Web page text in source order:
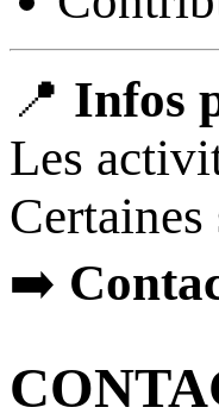
📍 Infos
Les
➡️